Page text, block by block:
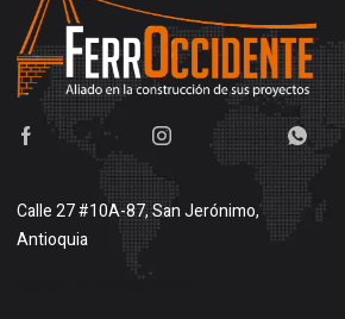
Calle 27 #10A-87, San Jerónimo,
Antioquia